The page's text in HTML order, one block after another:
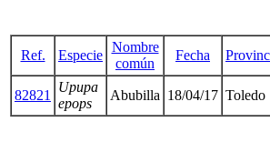
Ref. Especie
Nombre
común
Fecha
82821
Upupa
epops
Abubilla 18/04/17 Toledo